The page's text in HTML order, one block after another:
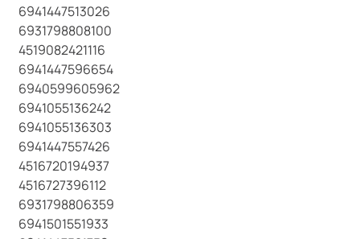
6941447513026
6931798808100
4519082421116
6941447596654
6940599605962
6941055136242
6941055136303
6941447557426
4516720194937
4516727396112
6931798806359
6941501551933